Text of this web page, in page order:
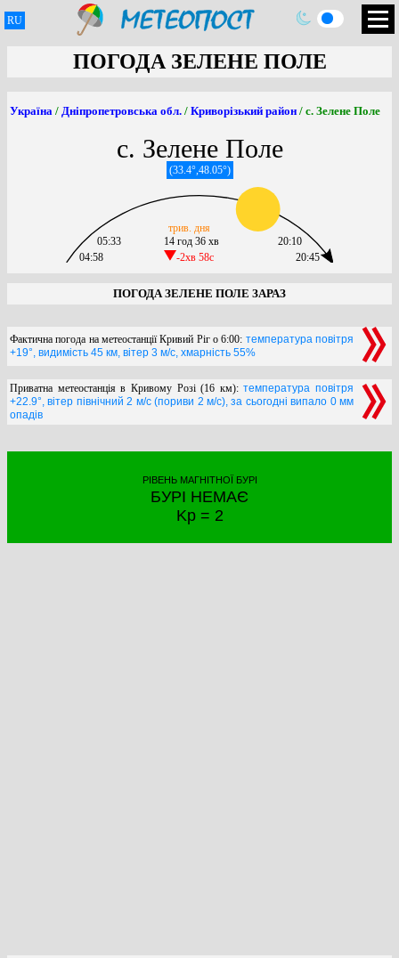
RU
ПОГОДА ЗЕЛЕНЕ ПОЛЕ
Україна / Дніпропетровська обл. / Криворізький район / с. Зелене Поле
с. Зелене Поле
(33.4°,48.05°)
04:58
05:33
14 год 36 хв
-2хв 58c
трив. дня
20:45
20:10
ПОГОДА ЗЕЛЕНЕ ПОЛЕ ЗАРАЗ
Фактична погода на метеостанції Кривий Ріг о 6:00: температура повітря
+19°, видимість 45 км, вітер 3 м/с, хмарність 55%
Приватна метеостанція в Кривому Розі (16 км):температура повітря
+22.9°, вітер північний 2 м/с (пориви 2 м/с), за сьогодні випало 0 мм
опадів
РІВЕНЬ МАГНІТНОЇ БУРІ
БУРІ НЕМАЄ
Kp = 2